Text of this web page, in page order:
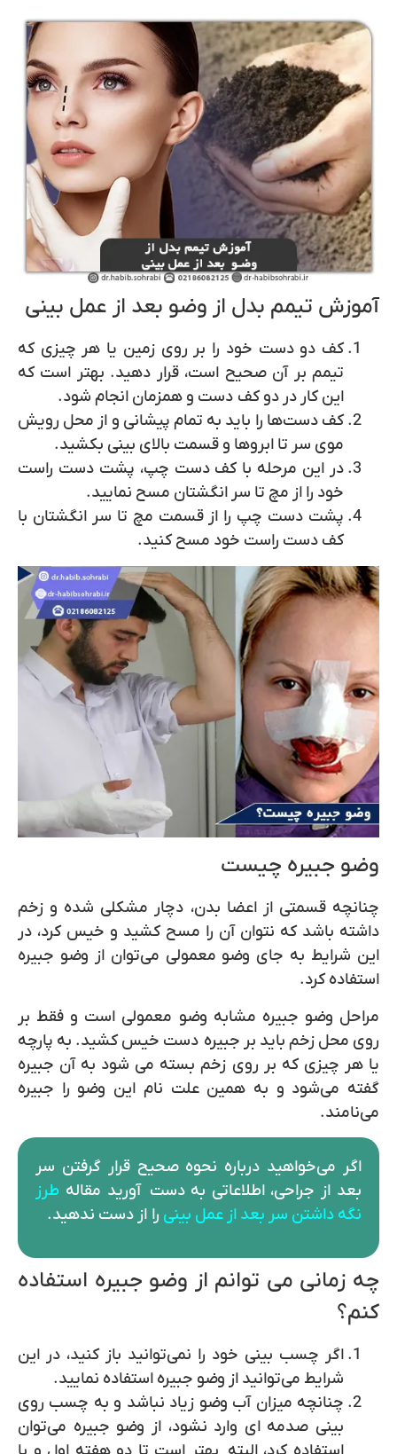
آموزش تیمم بدل از وضو بعد از عمل بینی
کف دو دست خود را بر روی زمین یا هر چیزی که
تیمم بر آن صحیح است، قرار دهید. بهتر است که
این کار در دو کف دست و همزمان انجام شود.
کف دست‌ها را باید به تمام پیشانی و از محل رویش
موی سر تا ابروها و قسمت بالای بینی بکشید.
در این مرحله با کف دست چپ، پشت دست راست
خود را از مچ تا سر انگشتان مسح نمایید.
پشت دست چپ را از قسمت مچ تا سر انگشتان با
کف دست راست خود مسح کنید.
وضو جبیره چیست
چنانچه قسمتی از اعضا بدن، دچار مشکلی شده و زخم
داشته باشد که نتوان آن را مسح کشید و خیس کرد، در
این شرایط به جای وضو معمولی می‌توان از وضو جبیره
استفاده کرد.
مراحل وضو جبیره مشابه وضو معمولی است و فقط بر
روی محل زخم باید بر جبیره دست خیس کشید. به پارچه
یا هر چیزی که بر روی زخم بسته می شود به آن جبیره
گفته می‌شود و به همین علت نام این وضو را جبیره
می‌نامند.
اگر می‌خواهید درباره نحوه صحیح قرار گرفتن سر
بعد از جراحی، اطلاعاتی به دست آورید مقاله طرز
نگه داشتن سر بعد از عمل بینی را از دست ندهید.
چه زمانی می توانم از وضو جبیره استفاده
کنم؟
اگر چسب بینی خود را نمی‌توانید باز کنید، در این
شرایط می‌توانید از وضو جبیره استفاده نمایید.
چنانچه میزان آب وضو زیاد نباشد و به چسب روی
بینی صدمه ای وارد نشود، از وضو جبیره می‌توان